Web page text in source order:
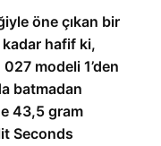
öne çıkan bir
kadar hafif ki,
modeli 1’den
batmadan
43,5 gram
Seconds